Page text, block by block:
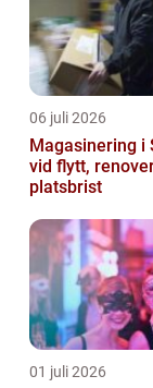
06 juli 2026
Magasinering i
vid flytt,
platsbrist
01 juli 2026